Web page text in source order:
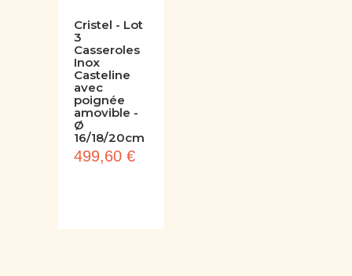
Cristel - Lot
3
Casseroles
Inox
Casteline
avec
poignée
amovible -
Ø
16/18/20cm